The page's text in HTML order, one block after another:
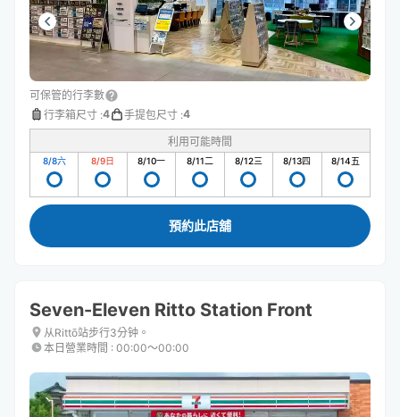
可保管的行李數
行李箱尺寸 :4 手提包尺寸 :4
利用可能時間
8/8六 8/9日 8/10一 8/11二 8/12三 8/13四 8/14五
預約此店舖
Seven-Eleven Ritto Station Front
从Rittō站步行3分钟。
本日營業時間 : 00:00〜00:00